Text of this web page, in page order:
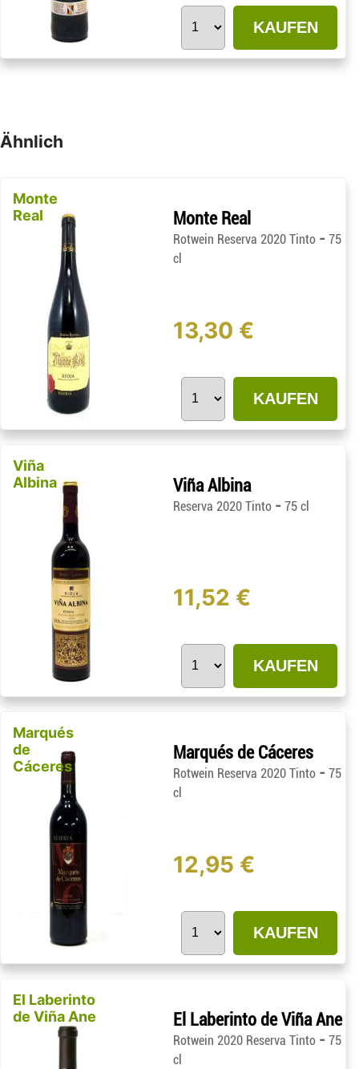
KAUFEN
Ähnlich
Monte
Real
Monte Real
Rotwein Reserva 2020 Tinto -75
cl
13,30 €
KAUFEN
Viña
Albina
Viña Albina
Reserva 2020 Tinto -75 cl
11,52 €
KAUFEN
Marqués
de
Cáceres
Marqués de Cáceres
Rotwein Reserva 2020 Tinto -75
cl
12,95 €
KAUFEN
El Laberinto
de Viña Ane
El Laberinto de Viña Ane
Rotwein 2020 Reserva Tinto -75
cl